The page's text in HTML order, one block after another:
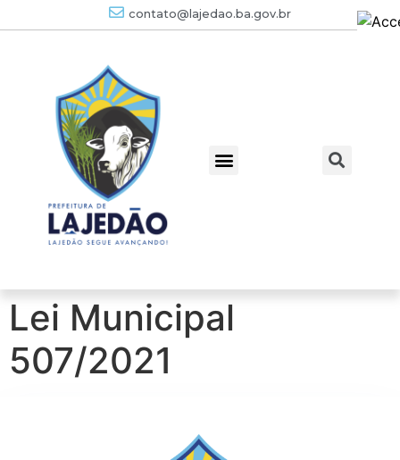
contato@lajedao.ba.gov.br
Lei Municipal
507/2021